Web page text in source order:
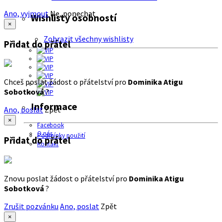
Wishlisty osobností
Zobrazit všechny wishlisty
Informace
Facebook
O nás
Podmínky použití
Kontakt
Ano, vyjmout Ne, ponechat
×
Přidat do přátel
Chceš poslat žádost o přátelství pro Dominika Atigu
Sobotková?
Ano, poslatZpět
×
Přidat do přátel
Znovu poslat žádost o přátelství pro Dominika Atigu
Sobotková ?
Zrušit pozvánku Ano, poslat Zpět
×